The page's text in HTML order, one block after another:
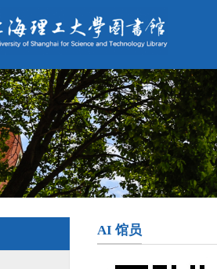
AI 馆员